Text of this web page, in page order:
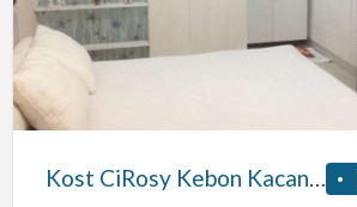
Kacang
untuk
Karyawan
&
(Rp.1,6
Kost CiRosy Kebon Kacang untuk Karyawan & Keluarga (Rp.1,6 – 6 juta per bulan)